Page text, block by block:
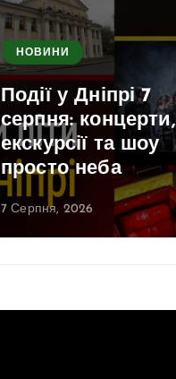
НОВИНИ
Події у Дніпрі 7
серпня: концерти,
екскурсії та шоу
просто неба
7 Серпня, 2026